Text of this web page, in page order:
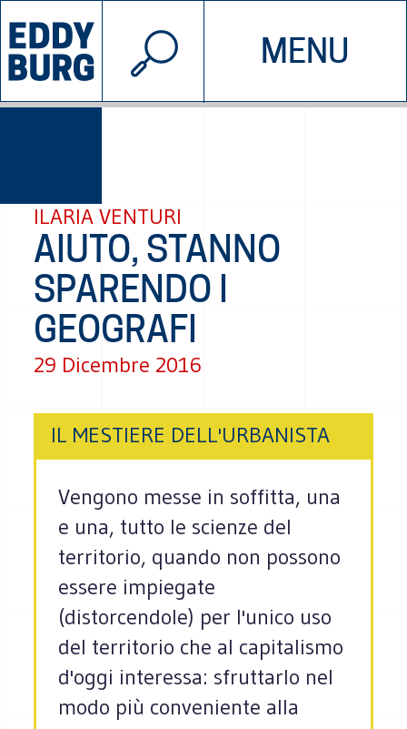
MENU
INIZIATIVE CHI SIAMO
© 2026 EDDYBURG
ILARIA VENTURI
AIUTO, STANNO
SPARENDO I
GEOGRAFI
29 Dicembre 2016
IL MESTIERE DELL'URBANISTA
Vengono messe in soffitta, una
e una, tutto le scienze del
territorio, quando non possono
essere impiegate
(distorcendole) per l'unico uso
del territorio che al capitalismo
d'oggi interessa: sfruttarlo nel
modo più conveniente alla